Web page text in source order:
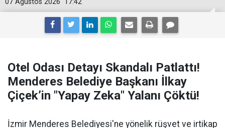
17:42
07 Ağustos 2026
Otel Odası Detayı Skandalı Patlattı!
Menderes Belediye Başkanı İlkay
Çiçek’in "Yapay Zeka" Yalanı Çöktü!
İzmir Menderes Belediyesi'ne yönelik rüşvet ve irtikap